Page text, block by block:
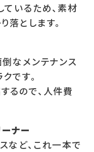
ているため、素材
落とします。
倒なメンテナンス
です。
るので、人件費
ナー
など、これ一本で